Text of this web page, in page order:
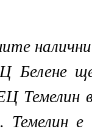
Белене
Темелин
е